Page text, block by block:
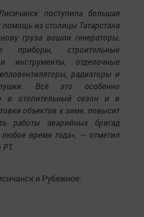
поступила большая
помощь из столицы Татарстана
груза вошли генераторы,
приборы, строительные
инструменты, отделочные
радиаторы и
Всё это особенно
в отопительный сезон и в
объектов к зиме, повысит
работы аварийных бригад
любое время года», — отметил
РТ.
и Рубежное: